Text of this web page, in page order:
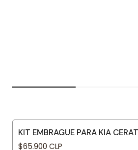
KIT EMBRAGUE PARA KIA
$65.900 CLP